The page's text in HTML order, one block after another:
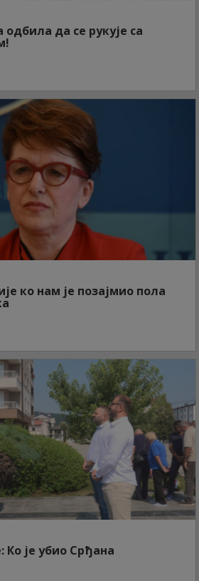
одбила да се рукује са
ко нам је позајмио пола
Ко је убио Срђана